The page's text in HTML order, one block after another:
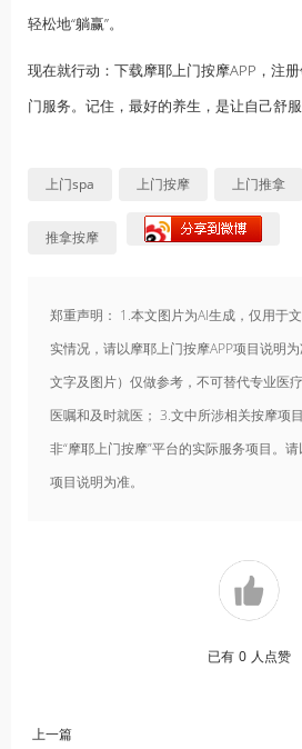
轻松地“躺赢”。
现在就行动：下载摩耶上门按摩APP，注
门服务。记住，最好的养生，是让自己舒服
上门spa 上门按摩 上门推拿
推拿按摩
郑重声明： 1.本文图片为AI生成，仅用于
实情况，请以摩耶上门按摩APP项目说明
文字及图片）仅做参考，不可替代专业医
医嘱和及时就医； 3.文中所涉相关按摩项
非“摩耶上门按摩”平台的实际服务项目。
项目说明为准。
已有 0 人点赞
上一篇